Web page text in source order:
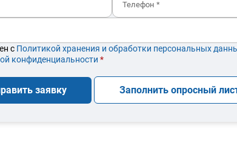
с Политикой хранения и обработки персональных
конфиденциальности *
заявку Заполнить опросный